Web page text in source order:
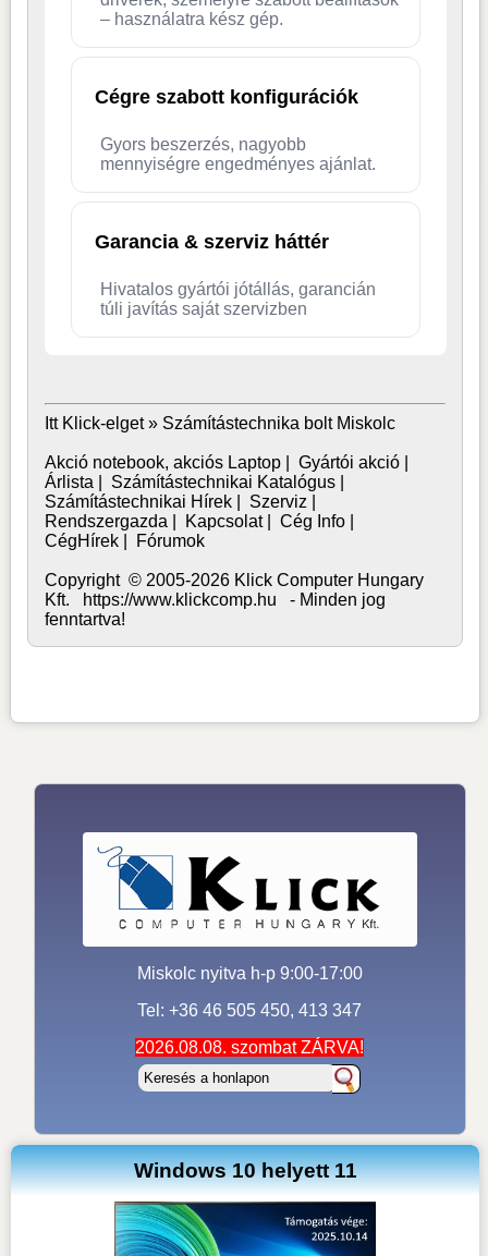
– használatra kész gép.
Cégre szabott konfigurációk
Gyors beszerzés, nagyobb
mennyiségre engedményes ajánlat.
Garancia & szerviz háttér
Hivatalos gyártói jótállás, garancián
túli javítás saját szervizben
Itt Klick-elget » Számítástechnika bolt Miskolc
Akció notebook, akciós Laptop| Gyártói akció|
Árlista
Számítástechnikai Katalógus|
Számítástechnikai Hírek| Szerviz
Rendszergazda
Kapcsolat| Cég Info|
CégHírek| Fórumok
Copyright © 2005-2026 Klick Computer Hungary
Kft. https://www.klickcomp.hu - Minden jog
fenntartva!
Miskolc nyitva h-p 9:00-17:00
Tel: +36 46 505 450, 413 347
2026.08.08. szombat ZÁRVA!
Windows 10 helyett 11